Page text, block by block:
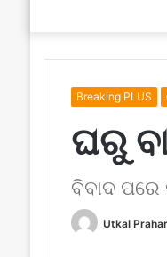
Breaking PLUS
ଘରୁ
ବିବାଦ ପରେ
Utkal